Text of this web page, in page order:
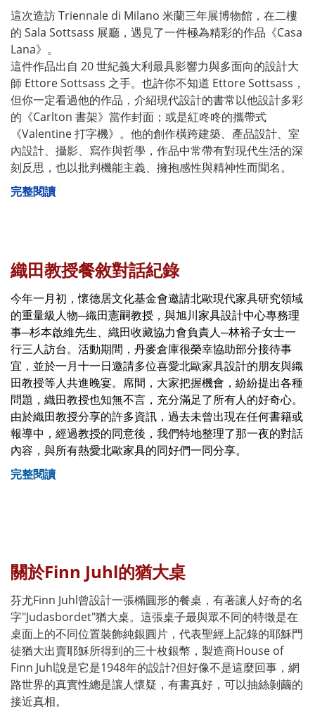
這次造訪 Triennale di Milano 米蘭三年展博物館，在二樓
的 Sala Sottsass 展廳，遇見了一件極為精彩的作品《Casa
Lana》。
這件作品出自 20 世紀義大利最具影響力與多面向的設計大
師 Ettore Sottsass 之手。也許你不知道 Ettore Sottsass，
但你一定看過他的作品，介紹現代設計的書常以他設計多彩
的《Carlton 書架》當作封面；或是紅咚咚的攜帶式
《Valentine 打字機》。他的創作橫跨建築、產品設計、室
內設計、攝影、寫作與哲學，作品中常帶有對現代生活的深
刻反思，也以批判機能主義、擁抱感性與精神性而聞名。
完整閱讀
織田教授餐敘對話紀錄
今年一月初，懷德居文化基金會邀請北歐現代家具研究領域
的重量級人物─織田憲嗣教授，與旭川家具設計中心專務理
事─杉本啟維先生、織田收藏協力會負責人─林裕子女士一
行三人訪台。活動期間，丹麥倉庫很榮幸協助部分接待事
宜，並於一月十一日邀請多位喜愛北歐家具設計的朋友與織
田教授等人共進晚宴。席間，大家把握機會，紛紛提出各種
問題，織田教授也知無不言，充分滿足了所有人的好奇心。
由於織田教授分享的許多資訊，過去未曾出現在任何書籍或
報導中，經過教授的同意後，我們特地整理了那一夜的對話
內容，與所有熱愛北歐家具的同好們一同分享。
完整閱讀
關於Finn Juhl的猶大桌
芬尤Finn Juhl曾設計一張橢圓形的餐桌，有著讓人好奇的名
字"Judasbordet"猶大桌。這張桌子最與眾不同的特徵是在
桌面上的不同位置裝飾純銀圓片，代表聖經上記錄的耶穌門
徒猶大出賣耶穌所得到的三十枚銀幣，製造商House of
Finn Juhl說是它是1948年的設計?但好像不是這麼回事，網
路世界的真實性總是讓人懷疑，有書真好，可以抽絲剝繭的
接近真相。